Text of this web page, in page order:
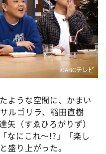
©️ABCテレビ
ような空間に、かまい
ルゴリラ、稲田直樹
矢（すゑひろがりず）
なにこれ～!?」「楽し
盛り上がった。